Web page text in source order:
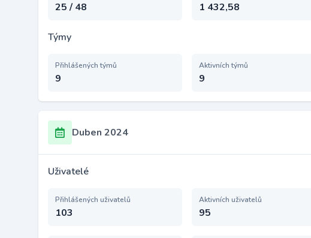
25 / 48 1 432,58
Týmy
Přihlášených týmů
9
Aktivních týmů
9
Duben 2024
Uživatelé
Přihlášených uživatelů
103
Aktivních uživatelů
95